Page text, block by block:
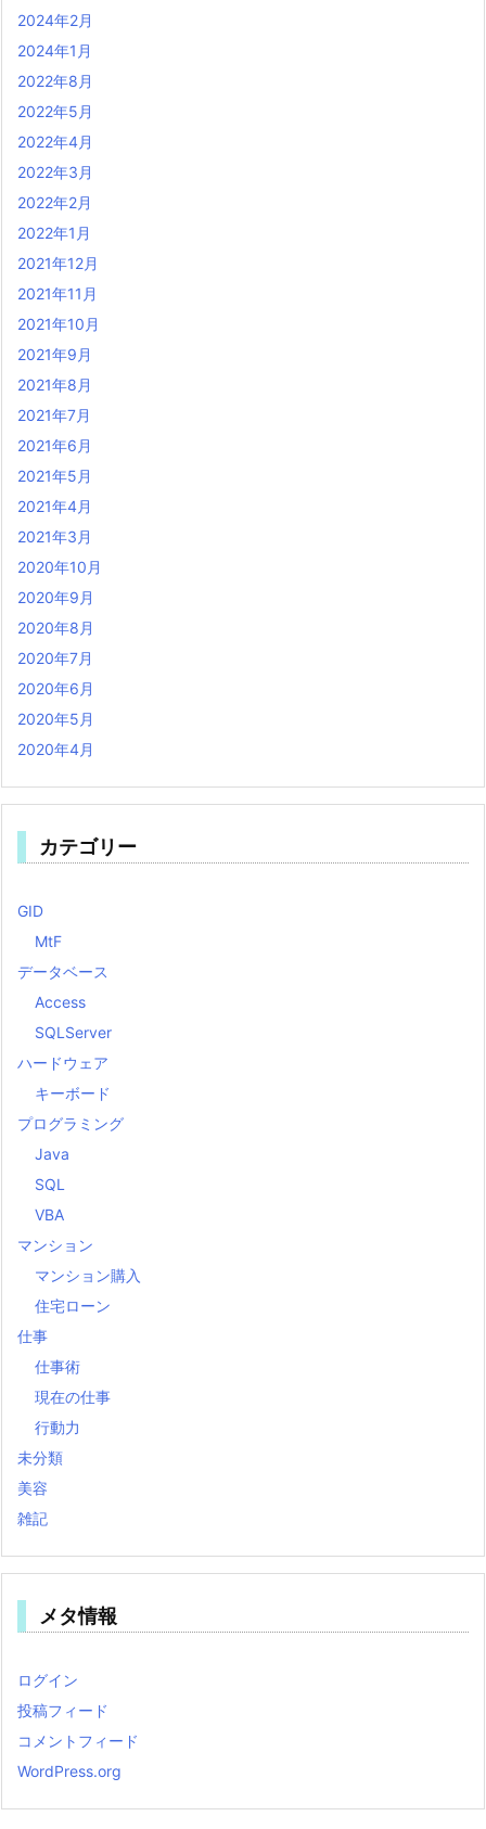
2024年2月
2024年1月
2022年8月
2022年5月
2022年4月
2022年3月
2022年2月
2022年1月
2021年12月
2021年11月
2021年10月
2021年9月
2021年8月
2021年7月
2021年6月
2021年5月
2021年4月
2021年3月
2020年10月
2020年9月
2020年8月
2020年7月
2020年6月
2020年5月
2020年4月
カテゴリー
GID
MtF
データベース
Access
SQLServer
ハードウェア
キーボード
プログラミング
Java
SQL
VBA
マンション
マンション購入
住宅ローン
仕事
仕事術
現在の仕事
行動力
未分類
美容
雑記
メタ情報
ログイン
投稿フィード
コメントフィード
WordPress.org